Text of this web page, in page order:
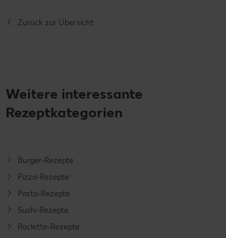
Zurück zur Übersicht
Weitere interessante
Rezeptkategorien
Burger-Rezepte
Pizza-Rezepte
Pasta-Rezepte
Sushi-Rezepte
Raclette-Rezepte